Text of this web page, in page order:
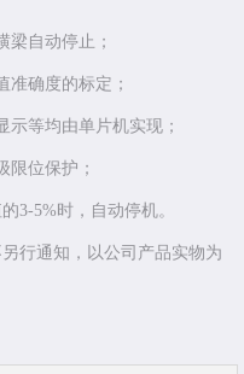
梁自动停止；
准确度的标定；
示等均由单片机实现；
限位保护；
3-5%时，自动停机。
行通知，以公司产品实物为